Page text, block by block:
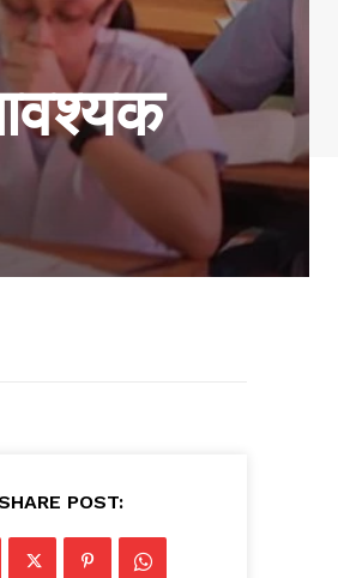
POST: